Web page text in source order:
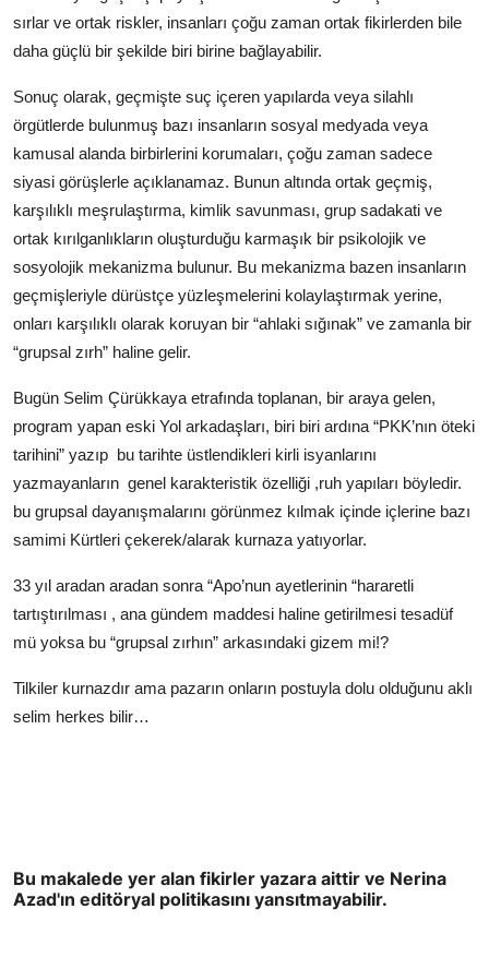
sırlar ve ortak riskler, insanları çoğu zaman ortak fikirlerden bile
daha güçlü bir şekilde biri birine bağlayabilir.
Sonuç olarak, geçmişte suç içeren yapılarda veya silahlı
örgütlerde bulunmuş bazı insanların sosyal medyada veya
kamusal alanda birbirlerini korumaları, çoğu zaman sadece
siyasi görüşlerle açıklanamaz. Bunun altında ortak geçmiş,
karşılıklı meşrulaştırma, kimlik savunması, grup sadakati ve
ortak kırılganlıkların oluşturduğu karmaşık bir psikolojik ve
sosyolojik mekanizma bulunur. Bu mekanizma bazen insanların
geçmişleriyle dürüstçe yüzleşmelerini kolaylaştırmak yerine,
onları karşılıklı olarak koruyan bir “ahlaki sığınak” ve zamanla bir
“grupsal zırh” haline gelir.
Bugün Selim Çürükkaya etrafında toplanan, bir araya gelen,
program yapan eski Yol arkadaşları, biri biri ardına “PKK’nın öteki
tarihini” yazıp bu tarihte üstlendikleri kirli isyanlarını
yazmayanların genel karakteristik özelliği ,ruh yapıları böyledir.
bu grupsal dayanışmalarını görünmez kılmak içinde içlerine bazı
samimi Kürtleri çekerek/alarak kurnaza yatıyorlar.
33 yıl aradan aradan sonra “Apo’nun ayetlerinin “hararetli
tartıştırılması , ana gündem maddesi haline getirilmesi tesadüf
mü yoksa bu “grupsal zırhın” arkasındaki gizem mi!?
Tilkiler kurnazdır ama pazarın onların postuyla dolu olduğunu aklı
selim herkes bilir…
Bu makalede yer alan fikirler yazara aittir ve Nerina
Azad'ın editöryal politikasını yansıtmayabilir.